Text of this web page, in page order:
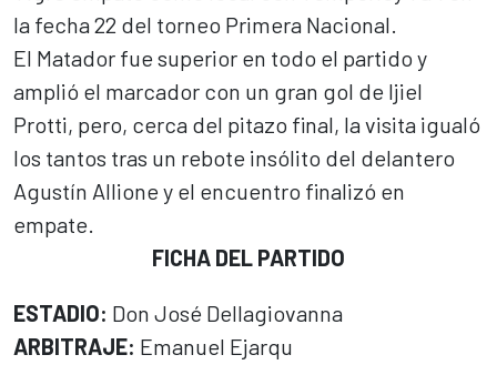
la fecha 22 del torneo Primera Nacional.
El Matador fue superior en todo el partido y
amplió el marcador con un gran gol de Ijiel
Protti, pero, cerca del pitazo final, la visita igualó
los tantos tras un rebote insólito del delantero
Agustín Allione y el encuentro finalizó en
empate.
FICHA DEL PARTIDO
ESTADIO: Don José Dellagiovanna
ARBITRAJE: Emanuel Ejarqu